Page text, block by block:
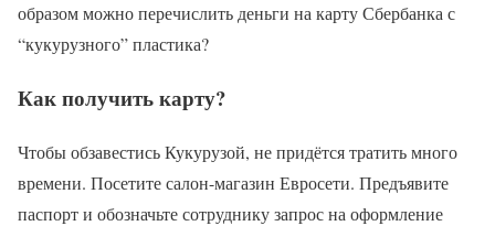
образом можно перечислить деньги на карту Сбербанка с
“кукурузного” пластика?
Как получить карту?
Чтобы обзавестись Кукурузой, не придётся тратить много
времени. Посетите салон-магазин Евросети. Предъявите
паспорт и обозначьте сотруднику запрос на оформление